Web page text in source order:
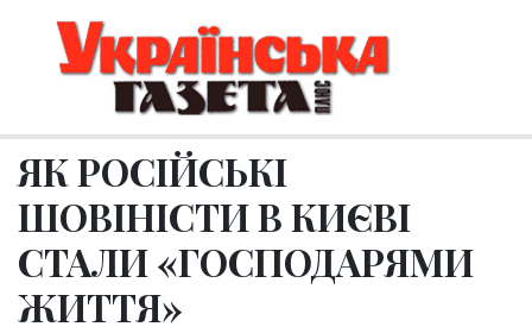
ЯК РОСІЙСЬКІ
ШОВІНІСТИ В КИЄВІ
СТАЛИ «ГОСПОДАРЯМИ
ЖИТТЯ»